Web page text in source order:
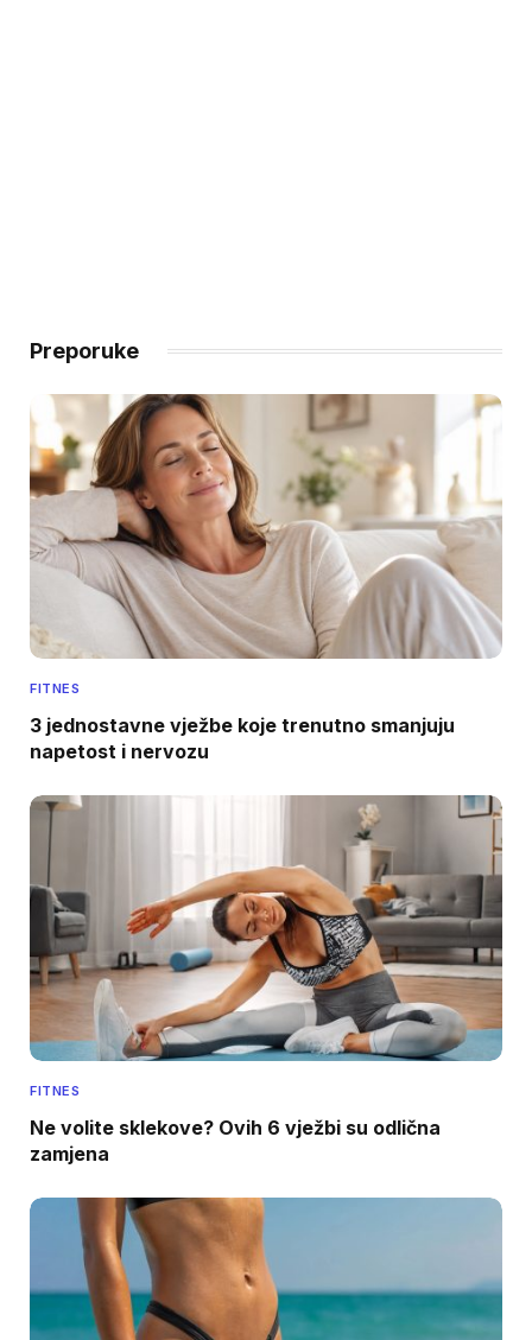
Preporuke
FITNES
3 jednostavne vježbe koje trenutno smanjuju
napetost i nervozu
FITNES
Ne volite sklekove? Ovih 6 vježbi su odlična
zamjena